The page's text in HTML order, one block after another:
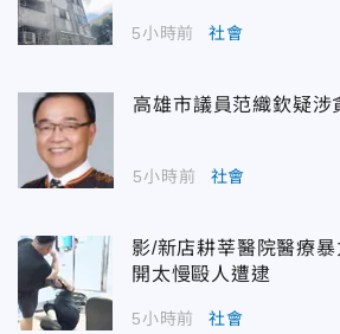
5小時前 社會
高雄市議員范織欽疑涉
5小時前 社會
影/新店耕莘醫院醫療
開太慢毆人遭逮
5小時前 社會